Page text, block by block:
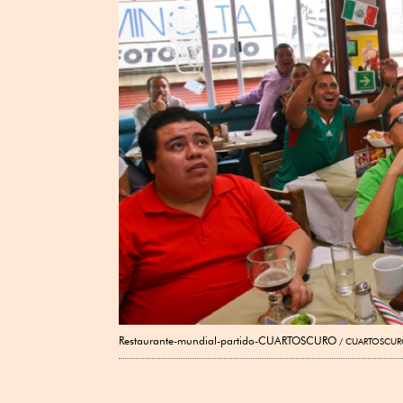
Restaurante-mundial-partido-CUARTOSCURO